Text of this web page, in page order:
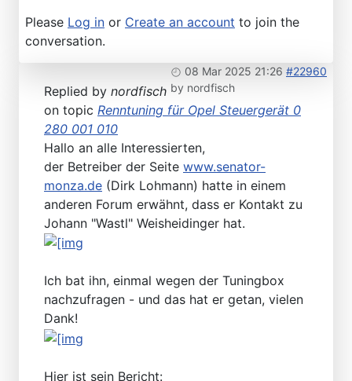
Please Log in or Create an account to join the
conversation.
08 Mar 2025 21:26 #22960
by nordfisch
Replied by nordfisch
on topic Renntuning für Opel Steuergerät 0
280 001 010
Hallo an alle Interessierten,
der Betreiber der Seite www.senator-
monza.de (Dirk Lohmann) hatte in einem
anderen Forum erwähnt, dass er Kontakt zu
Johann "Wastl" Weisheidinger hat.
Ich bat ihn, einmal wegen der Tuningbox
nachzufragen - und das hat er getan, vielen
Dank!
Hier ist sein Bericht: